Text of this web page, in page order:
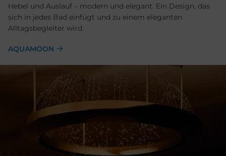
Hebel und Auslauf – modern und elegant. Ein Design, das
sich in jedes Bad einfügt und zu einem eleganten
Alltagsbegleiter wird.
AQUAMOON